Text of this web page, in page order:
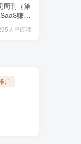
周刊（第
赚取
人已阅读
广